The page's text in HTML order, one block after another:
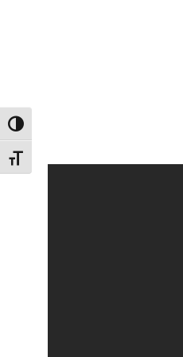
Umschalten auf hohe Kontraste
Schrift vergrößern